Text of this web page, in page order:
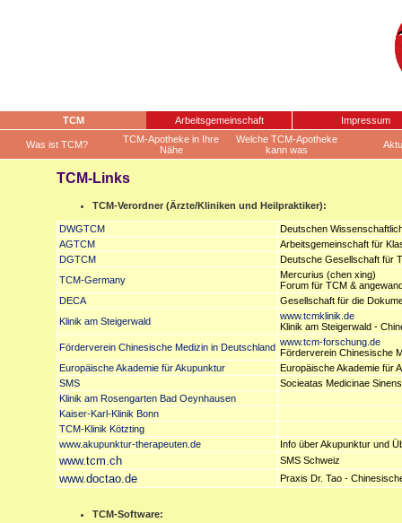
TCM Arbeitsgemeinschaft Impressum
Was ist TCM?
TCM-Apotheke in Ihre
Nähe
Welche TCM-Apotheke
kann was
TCM-Links
TCM-Verordner (Ärzte/Kliniken und Heilpraktiker):
DWGTCM
Deutschen
AGTCM
Arbeitsgemeinschaft für
DGTCM
Deutsche Gesellschaft für
TCM-Germany
Mercurius (chen xing)
Forum für TCM &
DECA
Gesellschaft für die
Klinik am Steigerwald
www.tcmklinik.de
Klinik am Steigerwald -
Förderverein Chinesische Medizin in Deutschland www.tcm-forschung.de
Förderverein Chinesische
Europäische Akademie für Akupunktur
Europäische Akademie für
SMS
Socieatas Medicinae
Klinik am Rosengarten Bad Oeynhausen
Kaiser-Karl-Klinik Bonn
TCM-Klinik Kötzting
www.akupunktur-therapeuten.de
Info über Akupunktur und
www.tcm.ch SMS Schweiz
www.doctao.de Praxis Dr. Tao -
TCM-Software: